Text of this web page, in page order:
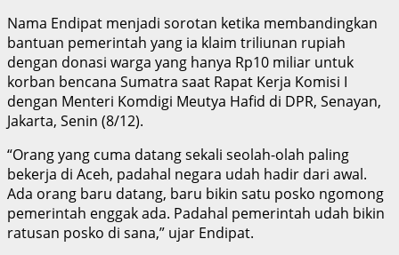
Nama Endipat menjadi sorotan ketika membandingkan
bantuan pemerintah yang ia klaim triliunan rupiah
dengan donasi warga yang hanya Rp10 miliar untuk
korban bencana Sumatra saat Rapat Kerja Komisi I
dengan Menteri Komdigi Meutya Hafid di DPR, Senayan,
Jakarta, Senin (8/12).
“Orang yang cuma datang sekali seolah-olah paling
bekerja di Aceh, padahal negara udah hadir dari awal.
Ada orang baru datang, baru bikin satu posko ngomong
pemerintah enggak ada. Padahal pemerintah udah bikin
ratusan posko di sana,” ujar Endipat.